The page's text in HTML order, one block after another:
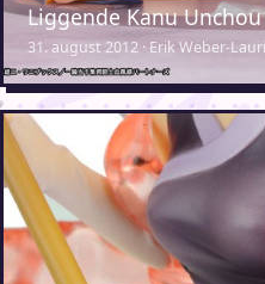
Liggende Kanu
31. august 2012 · Erik Weber-